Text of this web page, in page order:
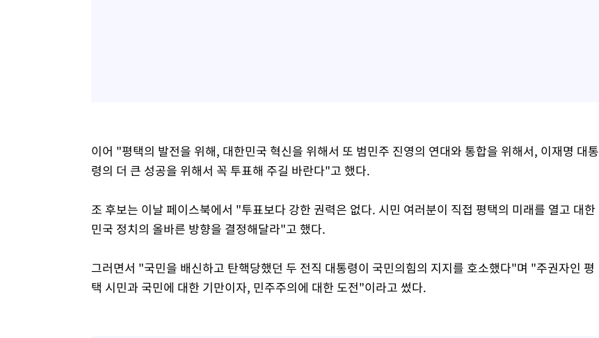
이어 "평택의 발전을 위해, 대한민국 혁신을 위해서 또 범민주 진영의 연대와 통합을 위해서, 이재명 대통
령의 더 큰 성공을 위해서 꼭 투표해 주길 바란다"고 했다.
조 후보는 이날 페이스북에서 "투표보다 강한 권력은 없다. 시민 여러분이 직접 평택의 미래를 열고 대한
민국 정치의 올바른 방향을 결정해달라"고 했다.
그러면서 "국민을 배신하고 탄핵당했던 두 전직 대통령이 국민의힘의 지지를 호소했다"며 "주권자인 평
택 시민과 국민에 대한 기만이자, 민주주의에 대한 도전"이라고 썼다.